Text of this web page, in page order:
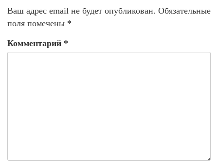
Ваш адрес email не будет опубликован. Обязательные
поля помечены *
Комментарий *